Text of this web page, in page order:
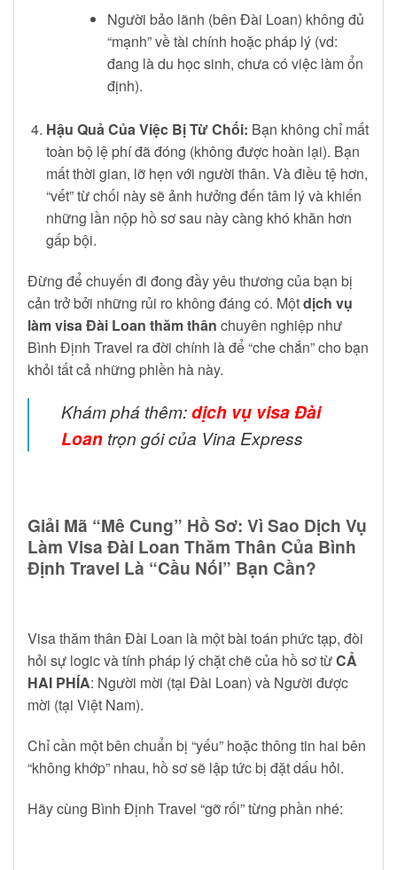
Người bảo lãnh (bên Đài Loan) không đủ
“mạnh” về tài chính hoặc pháp lý (vd:
đang là du học sinh, chưa có việc làm ổn
định).
Hậu Quả Của Việc Bị Từ Chối: Bạn không chỉ mất
toàn bộ lệ phí đã đóng (không được hoàn lại). Bạn
mất thời gian, lỡ hẹn với người thân. Và điều tệ hơn,
“vết” từ chối này sẽ ảnh hưởng đến tâm lý và khiến
những lần nộp hồ sơ sau này càng khó khăn hơn
gấp bội.
Đừng để chuyến đi đong đầy yêu thương của bạn bị
cản trở bởi những rủi ro không đáng có. Mộtdịch vụ
làm visa Đài Loan thăm thân chuyên nghiệp như
Bình Định Travel ra đời chính là để “che chắn” cho bạn
khỏi tất cả những phiền hà này.
Khám phá thêm:dịch vụ visa Đài
Loan trọn gói của Vina Express
Giải Mã “Mê Cung” Hồ Sơ: Vì Sao Dịch Vụ
Làm Visa Đài Loan Thăm Thân Của Bình
Định Travel Là “Cầu Nối” Bạn Cần?
Visa thăm thân Đài Loan là một bài toán phức tạp, đòi
hỏi sự logic và tính pháp lý chặt chẽ của hồ sơ từCẢ
HAI PHÍA: Người mời (tại Đài Loan) và Người được
mời (tại Việt Nam).
Chỉ cần một bên chuẩn bị “yếu” hoặc thông tin hai bên
“không khớp” nhau, hồ sơ sẽ lập tức bị đặt dấu hỏi.
Hãy cùng Bình Định Travel “gỡ rối” từng phần nhé: